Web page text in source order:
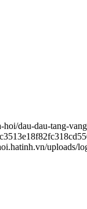
dau-dau-tang-
uploads/